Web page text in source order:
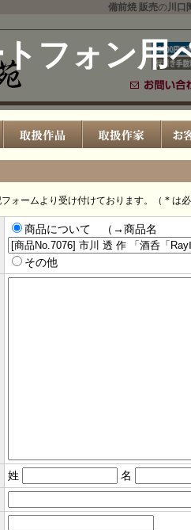
備前焼 販売の川口
フォン用
ォームより受け付けております。（ * は
商品について （→商品名
その他
姓
名